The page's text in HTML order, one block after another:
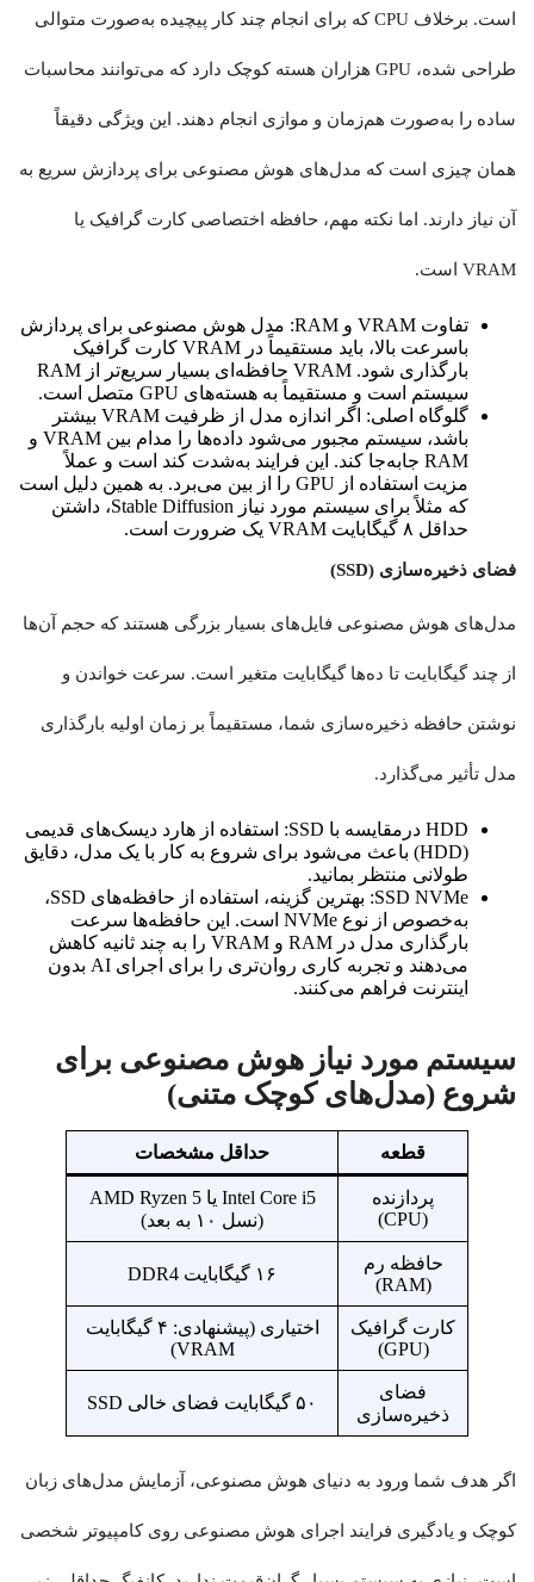
است. برخلاف CPU که برای انجام چند کار پیچیده به‌صورت متوالی
طراحی شده، GPU هزاران هسته کوچک دارد که می‌توانند محاسبات
ساده را به‌صورت هم‌زمان و موازی انجام دهند. این ویژگی دقیقاً
همان چیزی است که مدل‌های هوش مصنوعی برای پردازش سریع به
آن نیاز دارند. اما نکته مهم، حافظه اختصاصی کارت گرافیک یا
VRAM است.
تفاوت VRAM و RAM: مدل هوش مصنوعی برای پردازش
باسرعت بالا، باید مستقیماً در VRAM کارت گرافیک
بارگذاری شود. VRAM حافظه‌ای بسیار سریع‌تر از RAM
سیستم است و مستقیماً به هسته‌های GPU متصل است.
گلوگاه اصلی: اگر اندازه مدل از ظرفیت VRAM بیشتر
باشد، سیستم مجبور می‌شود داده‌ها را مدام بین VRAM و
RAM جابه‌جا کند. این فرایند به‌شدت کند است و عملاً
مزیت استفاده از GPU را از بین می‌برد. به همین دلیل است
که مثلاً برای سیستم مورد نیاز Stable Diffusion، داشتن
حداقل ۸ گیگابایت VRAM یک ضرورت است.
فضای ذخیره‌سازی (SSD)
مدل‌های هوش مصنوعی فایل‌های بسیار بزرگی هستند که حجم آن‌ها
از چند گیگابایت تا ده‌ها گیگابایت متغیر است. سرعت خواندن و
نوشتن حافظه ذخیره‌سازی شما، مستقیماً بر زمان اولیه بارگذاری
مدل تأثیر می‌گذارد.
HDD درمقایسه با SSD: استفاده از هارد دیسک‌های قدیمی
(HDD) باعث می‌شود برای شروع به کار با یک مدل، دقایق
طولانی منتظر بمانید.
SSD NVMe: بهترین گزینه، استفاده از حافظه‌های SSD،
به‌خصوص از نوع NVMe است. این حافظه‌ها سرعت
بارگذاری مدل در RAM و VRAM را به چند ثانیه کاهش
می‌دهند و تجربه کاری روان‌تری را برای اجرای AI بدون
اینترنت فراهم می‌کنند.
سیستم مورد نیاز هوش مصنوعی برای
شروع (مدل‌های کوچک متنی)
قطعه حداقل مشخصات
پردازنده
(CPU)
Intel Core i5 یا AMD Ryzen 5
(نسل ۱۰ به بعد)
حافظه رم
(RAM)
۱۶ گیگابایت DDR4
کارت گرافیک
(GPU)
اختیاری (پیشنهادی: ۴ گیگابایت
VRAM)
فضای
ذخیره‌سازی
۵۰ گیگابایت فضای خالی SSD
اگر هدف شما ورود به دنیای هوش مصنوعی، آزمایش مدل‌های زبان
کوچک و یادگیری فرایند اجرای هوش مصنوعی روی کامپیوتر شخصی